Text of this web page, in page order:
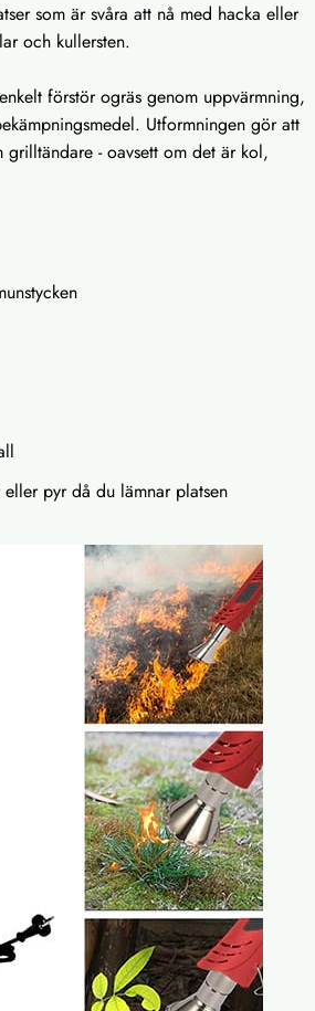
som är svåra att nå med hacka eller
och kullersten.
förstör ogräs genom uppvärmning,
Utformningen gör att
grilltändare - oavsett om det är kol,
pyr då du lämnar platsen